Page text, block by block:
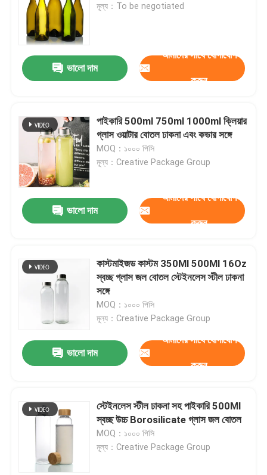
জার বোতল ক্যাপ
গৃহস্থালি গ্লাসওয়্যার
মূল্য：To be negotiated
ভালো দাম
আমাদের সাথে যোগাযোগ
করুন
পাইকারি 500ml 750ml 1000ml ক্লিয়ার
গ্লাস ওয়াটার বোতল ঢাকনা এবং কভার সঙ্গে
MOQ：১০০০ পিসি
মূল্য：Creative Package Group
ভালো দাম
আমাদের সাথে যোগাযোগ
করুন
কাস্টমাইজড কাস্টম 350Ml 500Ml 16Oz
স্বচ্ছ গ্লাস জল বোতল স্টেইনলেস স্টীল ঢাকনা
সঙ্গে
MOQ：১০০০ পিসি
মূল্য：Creative Package Group
ভালো দাম
আমাদের সাথে যোগাযোগ
করুন
স্টেইনলেস স্টীল ঢাকনা সহ পাইকারি 500Ml
স্বচ্ছ উচ্চ Borosilicate গ্লাস জল বোতল
MOQ：১০০০ পিসি
মূল্য：Creative Package Group